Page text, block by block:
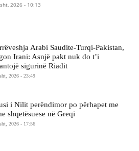
2026 - 10:13
Arabi Saudite-Turqi-Pakistan,
Irani: Asnjë pakt nuk do t’i
sigurinë Riadit
2026 - 23:49
i Nilit perëndimor po përhapet me
shqetësuese në Greqi
2026 - 17:56